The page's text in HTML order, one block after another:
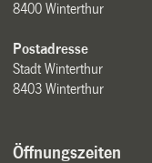
8400 Winterthur
Postadresse
Stadt Winterthur
8403 Winterthur
Öffnungszeiten